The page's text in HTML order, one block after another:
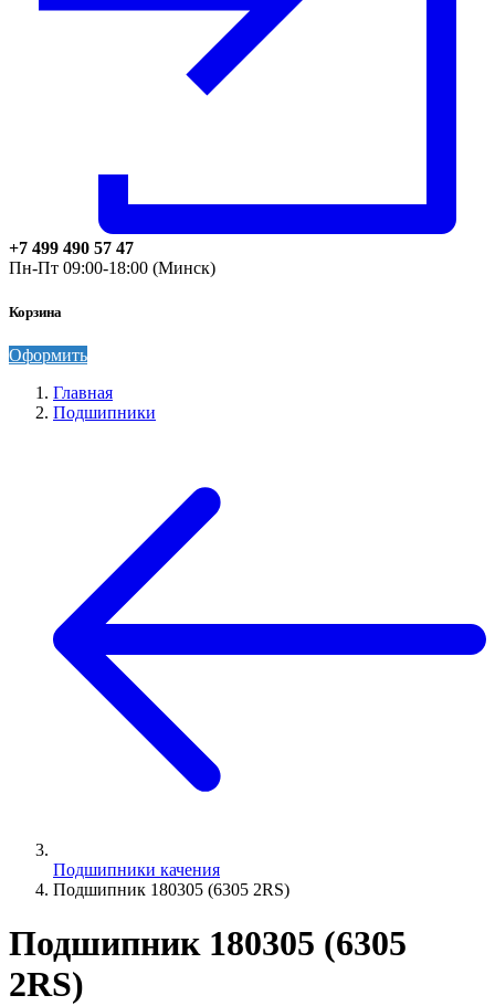
+7 499 490 57 47
Пн-Пт 09:00-18:00 (Минск)
Корзина
Оформить
Главная
Подшипники
Подшипники качения
Подшипник 180305 (6305 2RS)
Подшипник 180305 (6305
2RS)